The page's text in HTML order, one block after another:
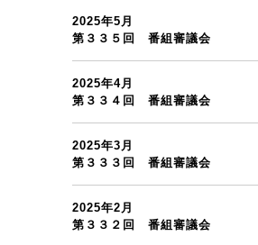
2025年5月
第３３５回 番組審議会
2025年4月
第３３４回 番組審議会
2025年3月
第３３３回 番組審議会
2025年2月
第３３２回 番組審議会